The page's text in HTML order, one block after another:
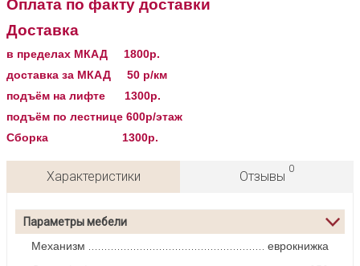
Оплата по факту доставки
Доставка
в пределах МКАД 1800р.
доставка за МКАД 50 р/км
подъём на лифте 1300р.
подъём по лестнице 600р/этаж
Сборка 1300р.
Характеристики Отзывы
0
Параметры мебели
Механизм
еврокнижка